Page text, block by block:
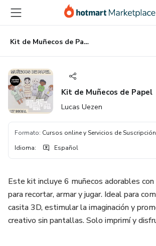
principal
página
de
página
Kit de Muñecos de Papel
Kit de Muñecos de Papel
Lucas Uezen
Formato: Cursos online y Servicios de Suscripción
Idioma: Español
Este kit incluye 6 muñecos adorables con
para recortar, armar y jugar. Ideal para
casita 3D, estimular la imaginación y
creativo sin pantallas. Solo imprimí y